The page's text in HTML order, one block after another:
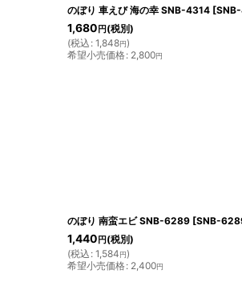
のぼり 車えび 海の幸 SNB-4314 [
1,680 円 (税別)
(税込 : 1,848円)
希望小売価格: 2,800円
のぼり 南蛮エビ SNB-6289 [SNB-
1,440 円 (税別)
(税込 : 1,584円)
希望小売価格: 2,400円